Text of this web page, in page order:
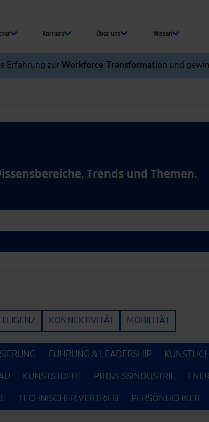
Karriere Über uns Wissen
Erfahrung zurWorkforce Transformation und
Trends und Themen.
KONNEKTIVITÄT MOBILITÄT
FÜHRUNG & LEADERSHIP
KUNSTSTOFFE PROZESSINDUSTRIE
TECHNISCHER VERTRIEB PERSÖNLICHKEIT